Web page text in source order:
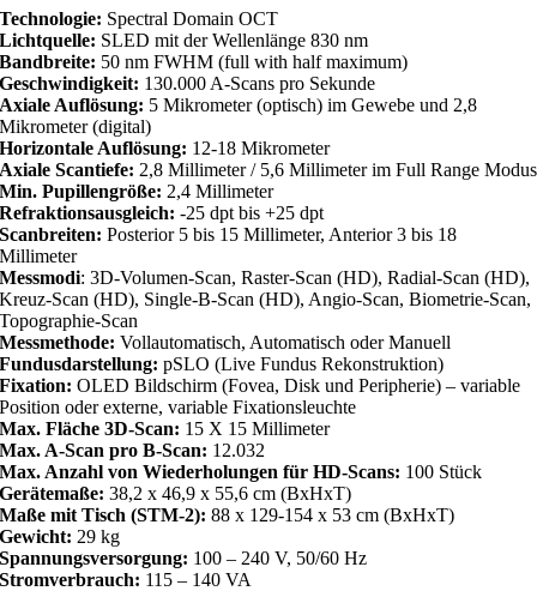
Technologie: Spectral Domain OCT
Lichtquelle: SLED mit der Wellenlänge 830 nm
Bandbreite: 50 nm FWHM (full with half maximum)
Geschwindigkeit: 130.000 A-Scans pro Sekunde
Axiale Auflösung: 5 Mikrometer (optisch) im Gewebe und 2,8
Mikrometer (digital)
Horizontale Auflösung: 12-18 Mikrometer
Axiale Scantiefe: 2,8 Millimeter / 5,6 Millimeter im Full Range Modus
Min. Pupillengröße: 2,4 Millimeter
Refraktionsausgleich: -25 dpt bis +25 dpt
Scanbreiten: Posterior 5 bis 15 Millimeter, Anterior 3 bis 18
Millimeter
Messmodi: 3D-Volumen-Scan, Raster-Scan (HD), Radial-Scan (HD),
Kreuz-Scan (HD), Single-B-Scan (HD), Angio-Scan, Biometrie-Scan,
Topographie-Scan
Messmethode: Vollautomatisch, Automatisch oder Manuell
Fundusdarstellung: pSLO (Live Fundus Rekonstruktion)
Fixation: OLED Bildschirm (Fovea, Disk und Peripherie) – variable
Position oder externe, variable Fixationsleuchte
Max. Fläche 3D-Scan: 15 X 15 Millimeter
Max. A-Scan pro B-Scan: 12.032
Max. Anzahl von Wiederholungen für HD-Scans: 100 Stück
Gerätemaße: 38,2 x 46,9 x 55,6 cm (BxHxT)
Maße mit Tisch (STM-2): 88 x 129-154 x 53 cm (BxHxT)
Gewicht: 29 kg
Spannungsversorgung: 100 – 240 V, 50/60 Hz
Stromverbrauch: 115 – 140 VA